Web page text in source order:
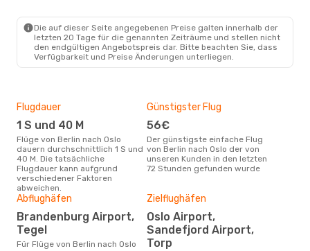
Die auf dieser Seite angegebenen Preise galten innerhalb der
letzten 20 Tage für die genannten Zeiträume und stellen nicht
den endgültigen Angebotspreis dar. Bitte beachten Sie, dass
Verfügbarkeit und Preise Änderungen unterliegen.
Flugdauer
1 S und 40 M
Flüge von Berlin nach Oslo
dauern durchschnittlich 1 S und
40 M. Die tatsächliche
Flugdauer kann aufgrund
verschiedener Faktoren
abweichen.
Günstigster Flug
56€
Der günstigste einfache Flug
von Berlin nach Oslo der von
unseren Kunden in den letzten
72 Stunden gefunden wurde
Abflughäfen
Brandenburg Airport,
Tegel
Für Flüge von Berlin nach Oslo
Zielflughäfen
Oslo Airport,
Sandefjord Airport,
Torp